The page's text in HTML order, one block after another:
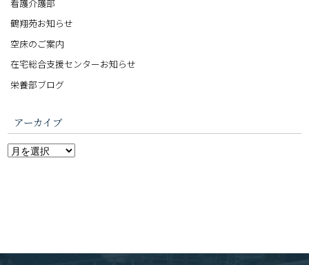
看護介護部
鶴翔苑お知らせ
空床のご案内
在宅総合支援センターお知らせ
栄養部ブログ
アーカイブ